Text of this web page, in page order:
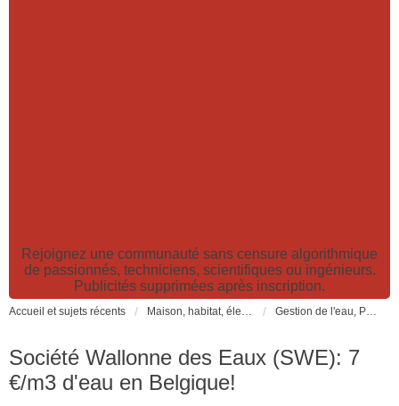
Rejoignez une communauté sans censure algorithmique
de passionnés, techniciens, scientifiques ou ingénieurs.
Publicités supprimées après inscription.
Accueil et sujets récents Maison, habitat, électricité et jardin. Travaux et bricolage. Gestion de l'eau, Pomberie et sanitaire. Pompage, forage, filtration, puits, récupération...
Société Wallonne des Eaux (SWE): 7
€/m3 d'eau en Belgique!